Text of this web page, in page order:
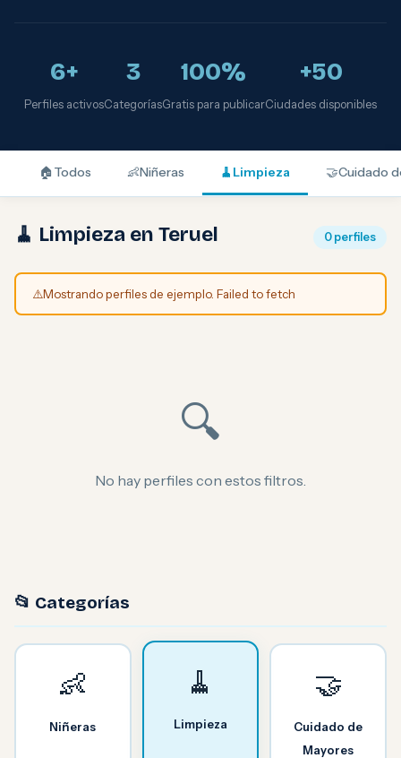
6+
Perfiles activos
3
Categorías
100%
Gratis para publicar
+50
Ciudades disponibles
🏠 Todos 👶Niñeras 🧹 Limpieza 🤝Cuidado
🧹 Limpieza en Teruel 0 perfiles
⚠️Mostrando perfiles de ejemplo. Failed to fetch
🔍
No hay perfiles con estos filtros.
📂 Categorías
👶
Niñeras
🧹
Limpieza
🤝
Cuidado de
Mayores